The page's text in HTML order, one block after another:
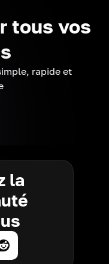
tous vos
rapide et
la